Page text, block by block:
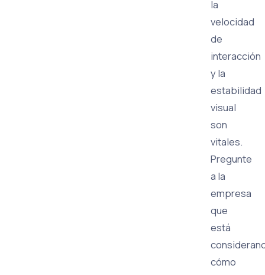
la
velocidad
de
interacción
y la
estabilidad
visual
son
vitales.
Pregunte
a la
empresa
que
está
cómo